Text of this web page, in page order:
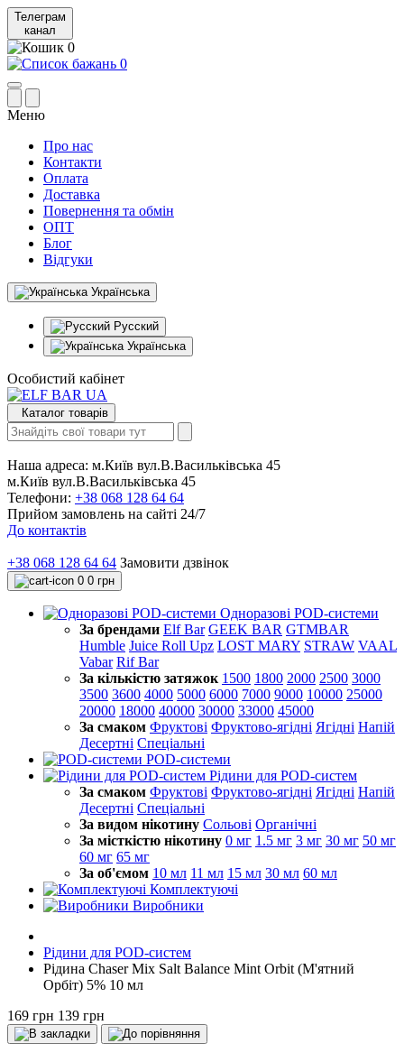
Телеграм
канал
0
0
Меню
Про нас
Контакти
Оплата
Доставка
Повернення та обмін
ОПТ
Блог
Відгуки
Українська
Русский
Українська
Особистий кабінет
Каталог товарів
Наша адреса: м.Київ вул.В.Васильківська 45
м.Київ вул.В.Васильківська 45
Телефони: +38 068 128 64 64
Прийом замовлень на сайті 24/7
До контактів
+38 068 128 64 64 Замовити дзвінок
0 0 грн
Одноразові POD-системи
За брендами Elf Bar GEEK BAR GTMBAR
Humble Juice Roll Upz LOST MARY STRAW VAAL
Vabar Rif Bar
За кількістю затяжок 1500 1800 2000 2500 3000
3500 3600 4000 5000 6000 7000 9000 10000 25000
20000 18000 40000 30000 33000 45000
За смаком Фруктові Фруктово-ягідні Ягідні Напій
Десертні Спеціальні
POD-системи
Рідини для POD-систем
За смаком Фруктові Фруктово-ягідні Ягідні Напій
Десертні Спеціальні
За видом нікотину Сольові Органічні
За місткістю нікотину 0 мг 1.5 мг 3 мг 30 мг 50 мг
60 мг 65 мг
За об'ємом 10 мл 11 мл 15 мл 30 мл 60 мл
Комплектуючі
Виробники
Рідини для POD-систем
Рідина Chaser Mix Salt Balance Mint Orbit (М'ятний
Орбіт) 5% 10 мл
169 грн 139 грн